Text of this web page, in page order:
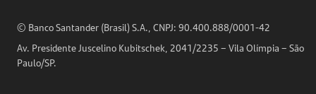
Horários de Atendimento
Telefones
© Banco Santander (Brasil) S.A., CNPJ: 90.400.888/0001-42
Av. Presidente Juscelino Kubitschek, 2041/2235 – Vila Olímpia – São
Paulo/SP.